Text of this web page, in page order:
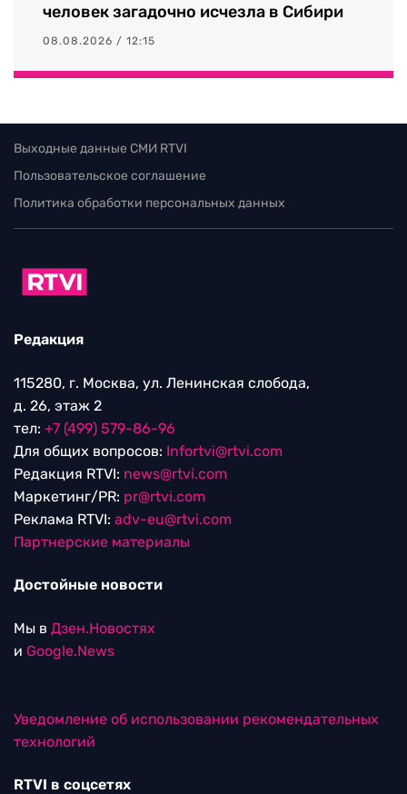
человек загадочно исчезла в Сибири
08.08.2026 / 12:15
Выходные данные СМИ RTVI
Пользовательское соглашение
Политика обработки персональных данных
Редакция
115280, г. Москва, ул. Ленинская слобода,
д. 26, этаж 2
тел: +7 (499) 579-86-96
Для общих вопросов: Infortvi@rtvi.com
Редакция RTVI: news@rtvi.com
Маркетинг/PR: pr@rtvi.com
Реклама RTVI: adv-eu@rtvi.com
Партнерские материалы
Достойные новости
Мы в Дзен.Новостях
и Google.News
Уведомление об использовании рекомендательных
технологий
RTVI в соцсетях